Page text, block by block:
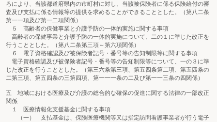
ろにより、当該都道府県内の市町村に対し、当該被保険者に係る保険給付の審
査及び支払に係る情報等の提供を求めることができることとした。（第八二条
第一一項及び第一二項関係）
５ 高齢者の保健事業と介護予防の一体的実施に関する事項
高齢者の保健事業と介護予防の一体的実施について、二の１に準じた改正を
行うこととした。（第八二条第三項～第六項関係）
６ 電子資格確認及び被保険者記号・番号等の告知制限等に関する事項
電子資格確認及び被保険者記号・番号等の告知制限等について、一の３に準
じた改正を行うこととした。（第三六条第三項、第五四条第二項、第五四条の
二第三項、第五四条の三第四項、第一一一条の二及び第一一三条の四関係）
五 地域における医療及び介護の総合的な確保の促進に関する法律の一部改正
関係
１ 医療情報化支援基金に関する事項
（一） 支払基金は、保険医療機関等又は指定訪問看護事業者が行う電子